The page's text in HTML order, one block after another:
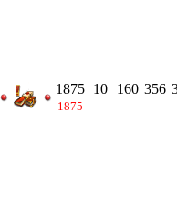
1875
1875
10 160 356